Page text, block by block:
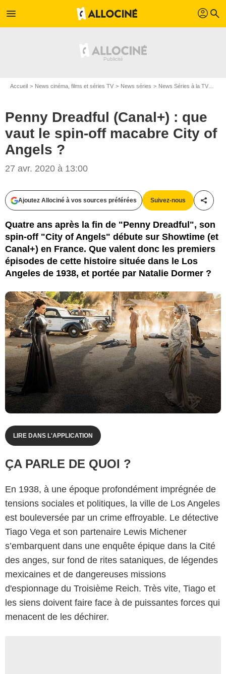
menu profil search
Accueil News cinéma, films et séries TV News séries News Séries à la TV
Penny Dreadful (Canal+) : que
vaut le spin-off macabre City of
Angels ?
27 avr. 2020 à 13:00
Ajoutez Allociné à vos sources préférées Suivez-nous
Quatre ans après la fin de "Penny Dreadful", son
spin-off "City of Angels" débute sur Showtime (et
Canal+) en France. Que valent donc les premiers
épisodes de cette histoire située dans le Los
Angeles de 1938, et portée par Natalie Dormer ?
LIRE DANS L'APPLICATION
ÇA PARLE DE QUOI ?
En 1938, à une époque profondément imprégnée de
tensions sociales et politiques, la ville de Los Angeles
est bouleversée par un crime effroyable. Le détective
Tiago Vega et son partenaire Lewis Michener
s’embarquent dans une enquête épique dans la Cité
des anges, sur fond de rites sataniques, de légendes
mexicaines et de dangereuses missions
d'espionnage du Troisième Reich. Très vite, Tiago et
les siens doivent faire face à de puissantes forces qui
menacent de les déchirer.